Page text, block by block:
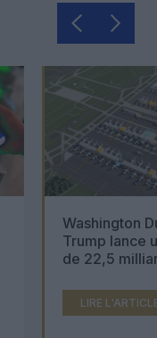
Washington
Trump lance
de 22,5
LIRE